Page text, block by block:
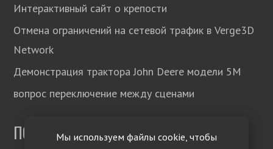
Мы используем файлы cookie, чтобы
Интерактивный сайт о крепости
Отмена ограничений на сетевой трафик в Verge3D
Network
Демонстрация трактора John Deere модели 5М
вопрос переключение между сценами
ПОДПИСЫВАЙТЕСЬ!